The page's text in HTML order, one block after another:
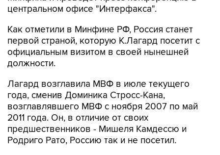
центральном офисе "Интерфакса".
Как отметили в Минфине РФ, Россия станет
первой страной, которую К.Лагард посетит с
официальным визитом в своей нынешней
должности.
Лагард возглавила МВФ в июле текущего
года, сменив Доминика Стросс-Кана,
возглавлявшего МВФ с ноября 2007 по май
2011 года. Он, в отличие от своих
предшественников - Мишеля Камдессю и
Родриго Рато, Россию так и не посетил.